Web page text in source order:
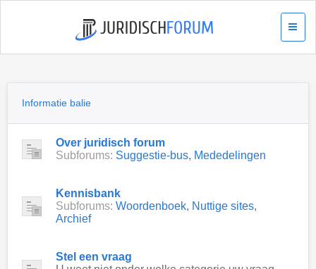
Informatie balie
Over juridisch forum
Subforums: Suggestie-bus, Mededelingen
Kennisbank
Subforums: Woordenboek, Nuttige sites,
Archief
Stel een vraag